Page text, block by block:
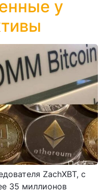
у
ZachXBT, с
35 миллионов